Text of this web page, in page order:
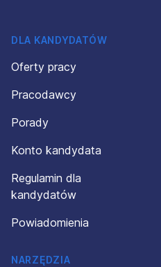
DLA KANDYDATÓW
Oferty pracy
Pracodawcy
Porady
Konto kandydata
Regulamin dla
kandydatów
Powiadomienia
NARZĘDZIA